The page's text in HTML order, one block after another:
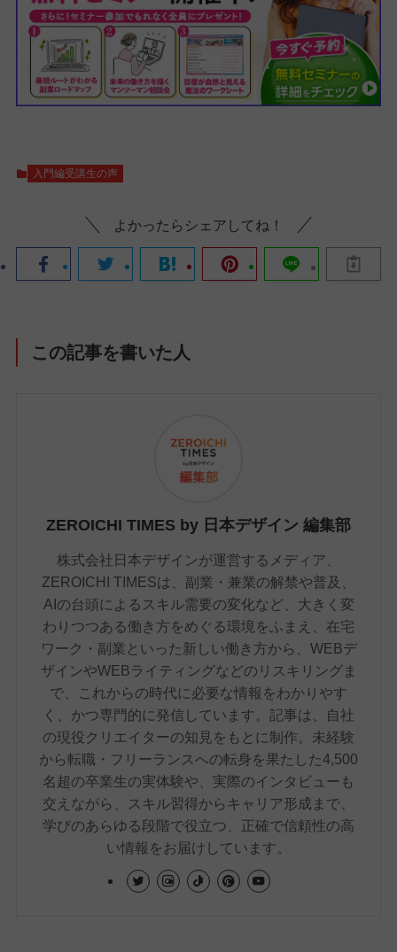
入門編受講生の声
よかったらシェアしてね！
この記事を書いた人
ZEROICHI TIMES by 日本デザイン 編集部
株式会社日本デザインが運営するメディア、
ZEROICHI TIMESは、副業・兼業の解禁や普及、
AIの台頭によるスキル需要の変化など、大きく変
わりつつある働き方をめぐる環境をふまえ、在宅
ワーク・副業といった新しい働き方から、WEBデ
ザインやWEBライティングなどのリスキリングま
で、これからの時代に必要な情報をわかりやす
く、かつ専門的に発信しています。記事は、自社
の現役クリエイターの知見をもとに制作。未経験
から転職・フリーランスへの転身を果たした4,500
名超の卒業生の実体験や、実際のインタビューも
交えながら、スキル習得からキャリア形成まで、
学びのあらゆる段階で役立つ、正確で信頼性の高
い情報をお届けしています。